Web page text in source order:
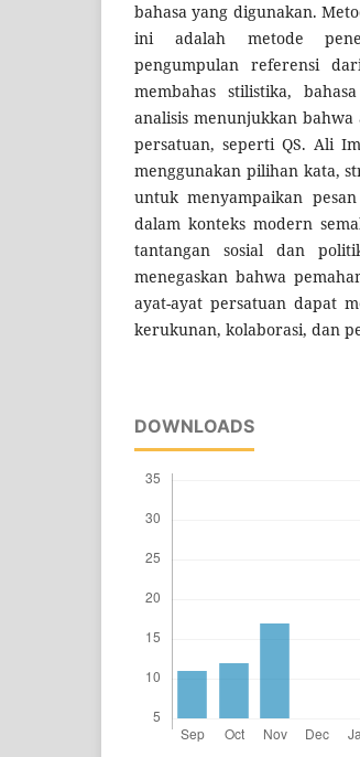
bahasa yang digunakan.
ini adalah metode
pengumpulan referensi
membahas stilistika,
analisis menunjukkan
persatuan, seperti QS. Ali
menggunakan pilihan kata,
untuk menyampaikan
dalam konteks modern
tantangan sosial dan
menegaskan bahwa
ayat-ayat persatuan dapat
kerukunan, kolaborasi, dan
DOWNLOADS